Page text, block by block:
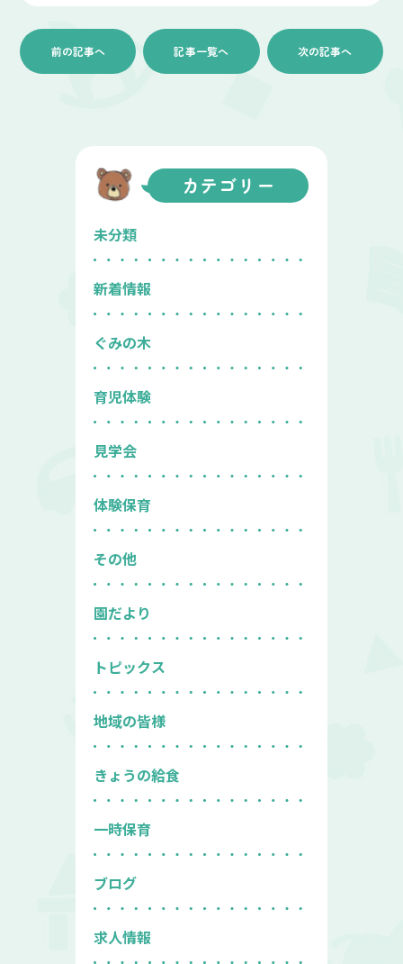
前の記事へ 記事一覧へ 次の記事へ
カテゴリー
未分類
新着情報
ぐみの木
育児体験
見学会
体験保育
その他
園だより
トピックス
地域の皆様
きょうの給食
一時保育
ブログ
求人情報